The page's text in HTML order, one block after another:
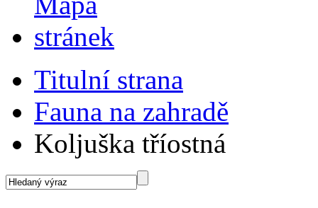
Titulní strana
Fauna na zahradě
Koljuška tříostná